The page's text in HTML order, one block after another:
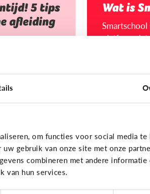
om functies voor social media te
gebruik van onze site met onze
combineren met andere
van hun services.
5 tips
afleiding
Wat is
platform dat
ouder
contact te
school.